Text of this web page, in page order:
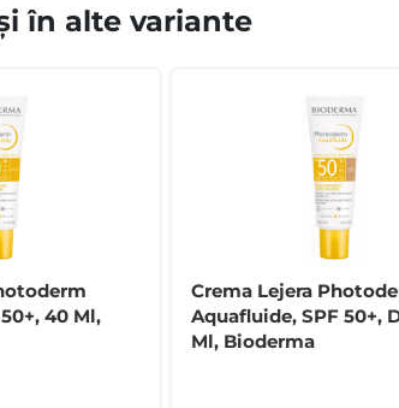
în alte variante
40 Ml,
Crema Lejera
Aquafluide, SPF 50+,
Ml, Bioderma